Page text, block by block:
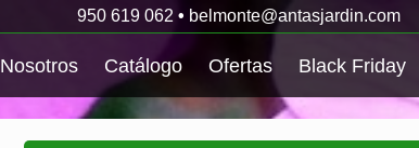
950 619 062 • belmonte@antasjardin.com
Nosotros Catálogo Ofertas Black Friday